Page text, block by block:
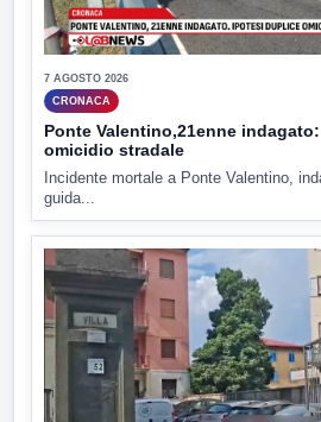
7 AGOSTO 2026
CRONACA
Ponte Valentino,21enne
omicidio stradale
Incidente mortale a Ponte Valentino,
guida...